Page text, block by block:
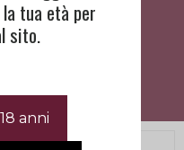
Di Noi
tua età per
sito.